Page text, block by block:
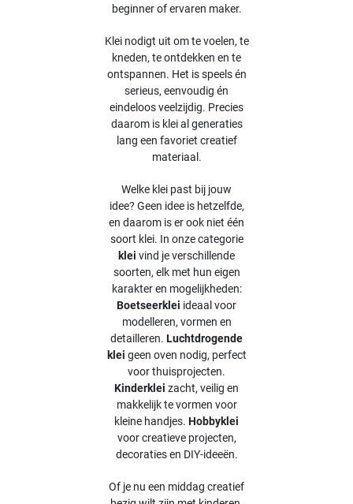
beginner of ervaren maker.
Klei nodigt uit om te voelen, te
kneden, te ontdekken en te
ontspannen. Het is speels én
serieus, eenvoudig én
eindeloos veelzijdig. Precies
daarom is klei al generaties
lang een favoriet creatief
materiaal.
Welke klei past bij jouw
idee? Geen idee is hetzelfde,
en daarom is er ook niet één
soort klei. In onze categorie
klei vind je verschillende
soorten, elk met hun eigen
karakter en mogelijkheden:
Boetseerklei ideaal voor
modelleren, vormen en
detailleren. Luchtdrogende
klei geen oven nodig, perfect
voor thuisprojecten.
Kinderklei zacht, veilig en
makkelijk te vormen voor
kleine handjes. Hobbyklei
voor creatieve projecten,
decoraties en DIY-ideeën.
Of je nu een middag creatief